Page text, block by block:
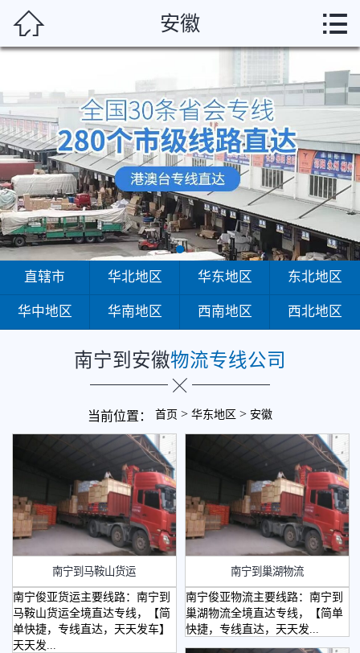
南 华北地区
华东地区
东北地区
华中地区
华南地区
西南地区
西北地区
 安徽 
直辖市 华北地区 华东地区 东北地区
华中地区 华南地区 西南地区 西北地区
南宁到安徽物流专线公司
当前位置： 首页 > 华东地区 > 安徽
南宁到马鞍山货运
南宁俊亚货运主要线路：南宁到
马鞍山货运全境直达专线，【简
单快捷，专线直达，天天发车】
天天发...
南宁到巢湖物流
南宁俊亚物流主要线路：南宁到
巢湖物流全境直达专线，【简单
快捷，专线直达，天天发...